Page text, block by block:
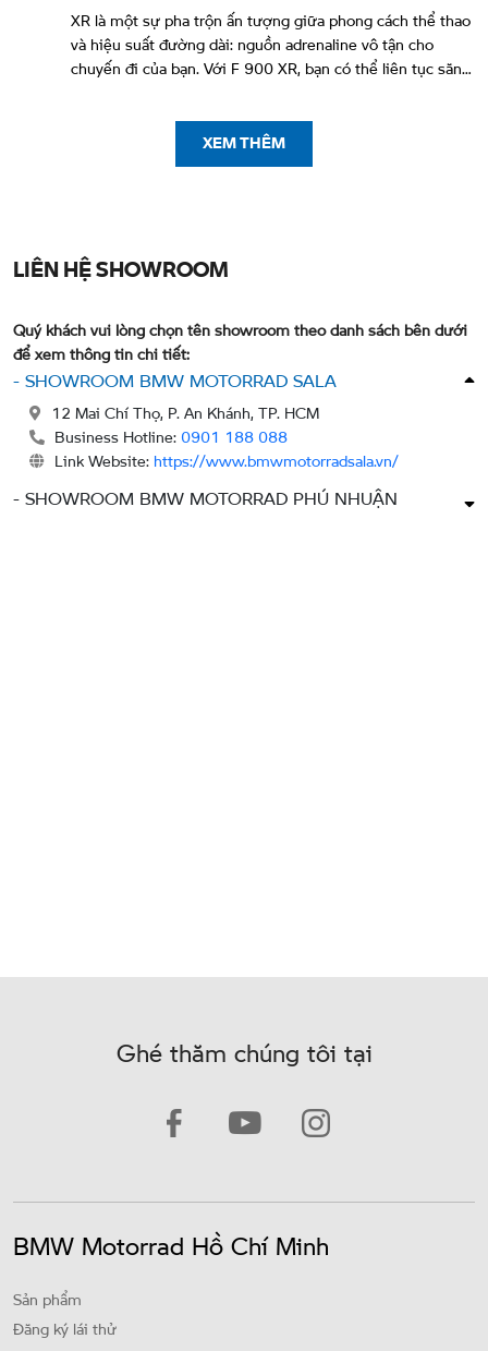
XR là một sự pha trộn ấn tượng giữa phong cách thể thao
và hiệu suất đường dài: nguồn adrenaline vô tận cho
chuyến đi của bạn. Với F 900 XR, bạn có thể liên tục săn
900 XR cũng hướng tới hiệu năng tối ưu. Tư thế ngồi lái
thẳng lưng thoải mái, kính chắn gió cao bảo vệ bạn trước
XEM THÊM
LIÊN HỆ SHOWROOM
Quý khách vui lòng chọn tên showroom theo danh sách bên dưới
để xem thông tin chi tiết:
- SHOWROOM BMW MOTORRAD SALA
12 Mai Chí Thọ, P. An Khánh, TP. HCM
Business Hotline: 0901 188 088
Link Website: https://www.bmwmotorradsala.vn/
- SHOWROOM BMW MOTORRAD PHÚ NHUẬN
Ghé thăm chúng tôi tại
BMW Motorrad Hồ Chí Minh
Sản phẩm
Đăng ký lái thử